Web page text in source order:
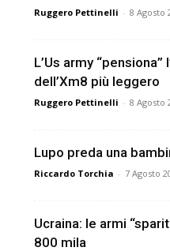
Ruggero Pettinelli - 8 Agosto
L’Us army “pensiona”
dell’Xm8 più leggero
Ruggero Pettinelli - 8 Agosto
Lupo preda una
Riccardo Torchia - 7 Agosto
Ucraina: le armi
800 mila